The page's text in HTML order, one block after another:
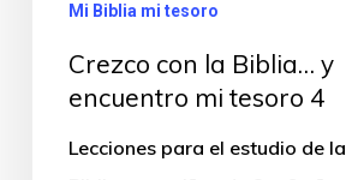
Mi Biblia mi tesoro
Crezco con la Biblia… y
encuentro mi tesoro 4
Lecciones para el estudio de la